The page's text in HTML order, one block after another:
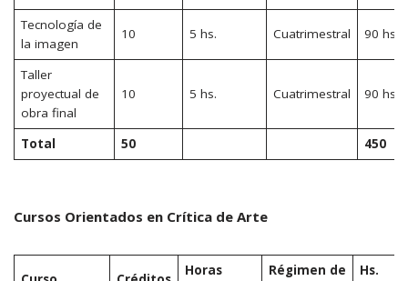
Tecnología de
la imagen
10 5 hs. Cuatrimestral 90 hs.
Taller
proyectual de
obra final
10 5 hs. Cuatrimestral 90 hs.
Total 50 450
Cursos Orientados en Crítica de Arte
Horas
Régimen de
Hs.